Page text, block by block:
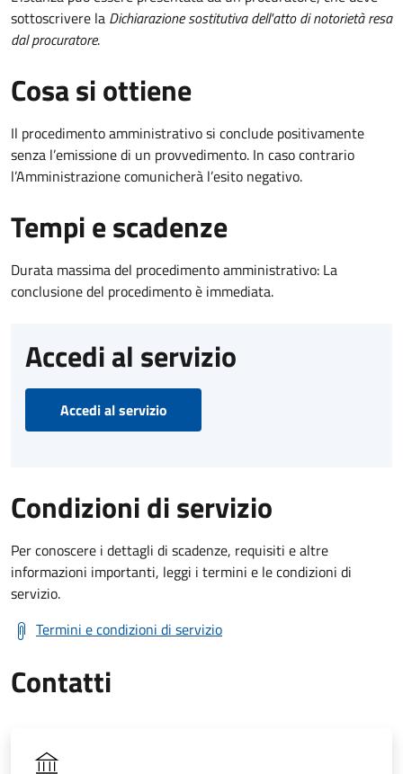
sottoscrivere la Dichiarazione sostitutiva dell'atto di notorietà resa
dal procuratore.
Cosa si ottiene
Il procedimento amministrativo si conclude positivamente
senza l’emissione di un provvedimento. In caso contrario
l’Amministrazione comunicherà l’esito negativo.
Tempi e scadenze
Durata massima del procedimento amministrativo: La
conclusione del procedimento è immediata.
Accedi al servizio
Accedi al servizio
Condizioni di servizio
Per conoscere i dettagli di scadenze, requisiti e altre
informazioni importanti, leggi i termini e le condizioni di
servizio.
Termini e condizioni di servizio
Contatti